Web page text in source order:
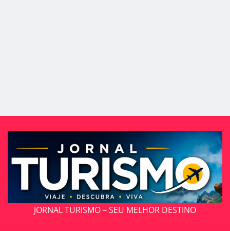
JORNAL TURISMO – SEU MELHOR DESTINO